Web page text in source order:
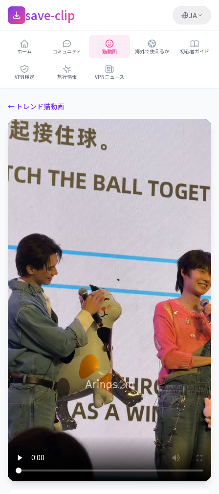
save-clip JA
ホーム コミュニティ 猫動画 海外で使えるか 初心者ガイド
VPN検定 旅行情報 VPNニュース
← トレンド猫動画